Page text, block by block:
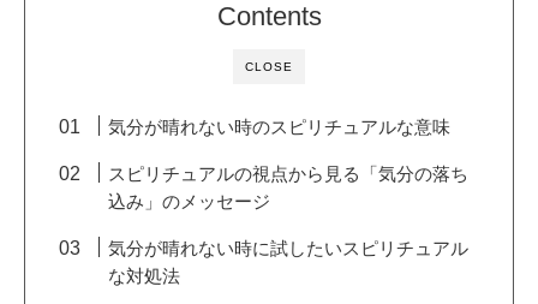
CLOSE
Contents
気分が晴れない時のスピリチュアルな意味
スピリチュアルの視点から見る「気分の落ち
込み」のメッセージ
気分が晴れない時に試したいスピリチュアル
な対処法